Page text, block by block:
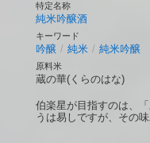
特定名称
純米吟醸酒
キーワード
吟醸 / 純米 / 純米吟醸
原料米
蔵の華(くらのはな)
伯楽星が目指すのは、
うは易しですが、その